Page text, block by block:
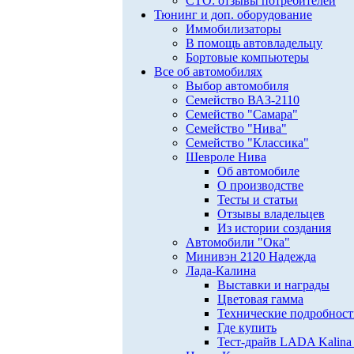
Тюнинг и доп. оборудование
Иммобилизаторы
В помощь автовладельцу
Бортовые компьютеры
Все об автомобилях
Выбор автомобиля
Семейство ВАЗ-2110
Семейство "Самара"
Семейство "Нива"
Семейство "Классика"
Шевроле Нива
Об автомобиле
О производстве
Тесты и статьи
Отзывы владельцев
Из истории создания
Автомобили "Ока"
Минивэн 2120 Надежда
Лада-Калина
Выставки и награды
Цветовая гамма
Технические
Где купить
Тест-драйв LADA Kalina